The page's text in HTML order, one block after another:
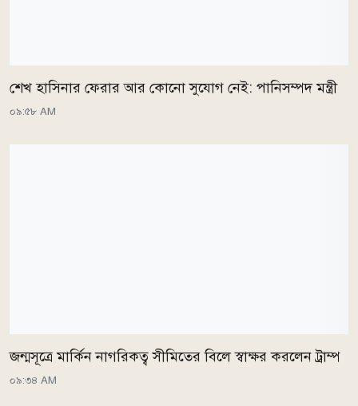
শেখ হাসিনার ফেরার আর কোনো সুযোগ নেই: পানিসম্পদ মন্ত্রী
০৯:৫৮ AM
জন্মসূত্রে মার্কিন নাগরিকত্ব সীমিতের বিলে স্বাক্ষর করলেন ট্রাম্প
০৯:৩৪ AM